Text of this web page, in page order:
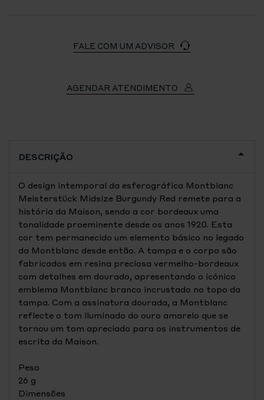
FALE COM UM ADVISOR
AGENDAR ATENDIMENTO
DESCRIÇÃO
O design intemporal da esferográfica Montblanc
Meisterstück Midsize Burgundy Red remete para a
história da Maison, sendo a cor bordeaux uma
tonalidade proeminente desde os anos 1920. Esta
cor tem permanecido um elemento básico no legado
da Montblanc desde então. A tampa e o corpo são
fabricados em resina preciosa vermelho-bordeaux
com detalhes em dourado, apresentando o icónico
emblema Montblanc branco incrustado no topo da
tampa. Com a assinatura dourada, a Montblanc
reflecte o tom iluminado do ouro amarelo que se
tornou um tom apreciado para os instrumentos de
escrita da Maison.
Peso
26 g
Dimensões